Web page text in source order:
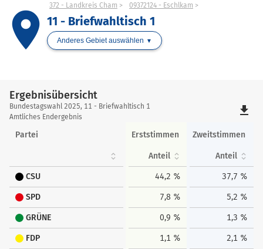
place
372 - Landkreis Cham 09372124 - Eschlkam
11 - Briefwahltisch 1
Anderes Gebiet auswählen
Ergebnisübersicht
Ergebnisübersicht
Bundestagswahl 2025, 11 - Briefwahltisch 1
Amtliches Endergebnis
file_download
Partei Erststimmen Zweitstimmen
Anteil Anteil
CSU 44,2 % 37,7 %
SPD 7,8 % 5,2 %
GRÜNE 0,9 % 1,3 %
FDP 1,1 % 2,1 %